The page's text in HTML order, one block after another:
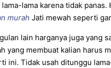
lama karena tidak
murah Jati mewah seperti
lain harganya juga yang
yang membuat kalian harus
ini. Tidak usah ditunggu